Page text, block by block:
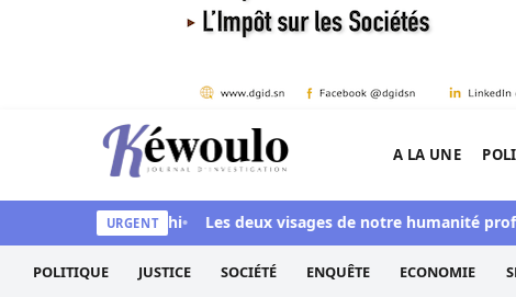
Aller au contenu
Kéwoulo, le premier site d'information et
A LA UNE
URGENT
aussi blanchi Les deux visages de notre humanité
POLITIQUE JUSTICE SOCIÉTÉ ENQUÊTE ECONOMIE